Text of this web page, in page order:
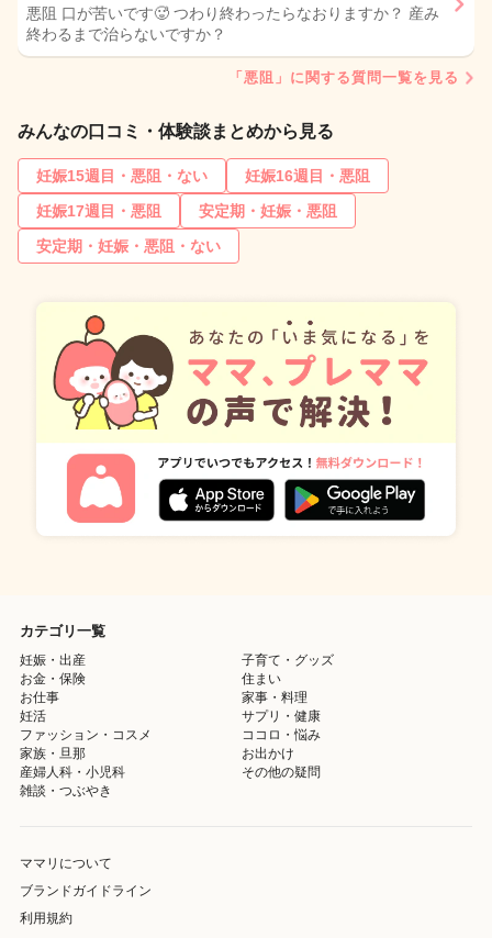
悪阻 口が苦いです🥵 つわり終わったらなおりますか？ 産み
終わるまで治らないですか？
「悪阻」に関する質問一覧を見る
みんなの口コミ・体験談まとめから見る
妊娠15週目・悪阻・ない
妊娠16週目・悪阻
妊娠17週目・悪阻
安定期・妊娠・悪阻
安定期・妊娠・悪阻・ない
カテゴリ一覧
妊娠・出産
子育て・グッズ
お金・保険
住まい
お仕事
家事・料理
妊活
サプリ・健康
ファッション・コスメ
ココロ・悩み
家族・旦那
お出かけ
産婦人科・小児科
その他の疑問
雑談・つぶやき
ママリについて
ブランドガイドライン
利用規約